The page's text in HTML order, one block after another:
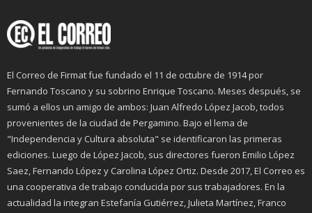
El Correo de Firmat fue fundado el 11 de octubre de 1914 por
Fernando Toscano y su sobrino Enrique Toscano. Meses después, se
sumó a ellos un amigo de ambos: Juan Alfredo López Jacob, todos
provenientes de la ciudad de Pergamino. Bajo el lema de
"Independencia y Cultura absoluta" se identificaron las primeras
ediciones. Luego de López Jacob, sus directores fueron Emilio López
Saez, Fernando López y Carolina López Ortiz. Desde 2017, El Correo es
una cooperativa de trabajo conducida por sus trabajadores. En la
actualidad la integran Estefanía Gutiérrez, Julieta Martínez, Franco